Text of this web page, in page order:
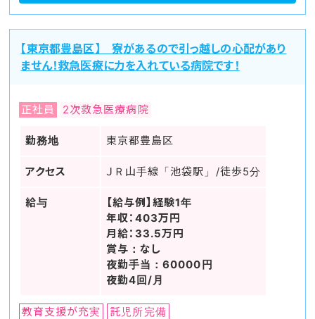
【東京都豊島区】 寮があるので引っ越しの心配があり
ません！救急医療に力を入れている病院です！
正社員 2次救急医療病院
勤務地 東京都豊島区
アクセス ＪＲ山手線「池袋駅」/徒歩5分
給与
【給与例】経験1年
年収：403万円
月給：33.5万円
賞与：なし
夜勤手当：60000円
夜勤4回/月
教育支援が充実 託児所完備